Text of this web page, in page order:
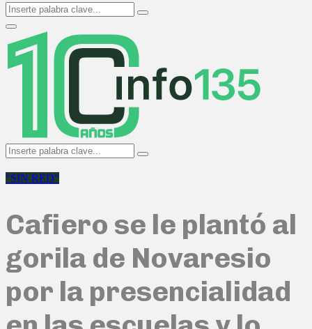
Search
for:
Search
Primary
Menu
Search
for:
Search
"SIN RED"
Cafiero se le plantó al
gorila de Novaresio
por la presencialidad